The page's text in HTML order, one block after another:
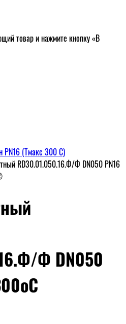
товар и нажмите кнопку «В
РN16 (Тмакс 300 С)
RD30.01.050.16.Ф/Ф DN050 PN16
Ф DN050